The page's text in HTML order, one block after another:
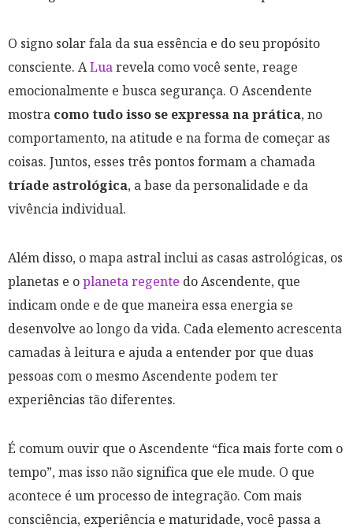
O signo solar fala da sua essência e do seu propósito
consciente. ALuarevela como você sente, reage
emocionalmente e busca segurança. O Ascendente
mostra como tudo isso se expressa na prática, no
comportamento, na atitude e na forma de começar as
coisas. Juntos, esses três pontos formam a chamada
tríade astrológica, a base da personalidade e da
vivência individual.
Além disso, o mapa astral inclui as casas astrológicas, os
planetas e oplaneta regente do Ascendente, que
indicam onde e de que maneira essa energia se
desenvolve ao longo da vida. Cada elemento acrescenta
camadas à leitura e ajuda a entender por que duas
pessoas com o mesmo Ascendente podem ter
experiências tão diferentes.
É comum ouvir que o Ascendente “fica mais forte com o
tempo”, mas isso não significa que ele mude. O que
acontece é um processo de integração. Com mais
consciência, experiência e maturidade, você passa a